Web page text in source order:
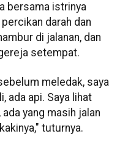
bersama istrinya
darah dan
di jalanan, dan
setempat.
meledak, saya
ada api. Saya lihat
yang masih jalan
tuturnya.